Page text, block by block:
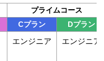
プライムコース
Cプラン Dプラン
エンジニア エンジニア